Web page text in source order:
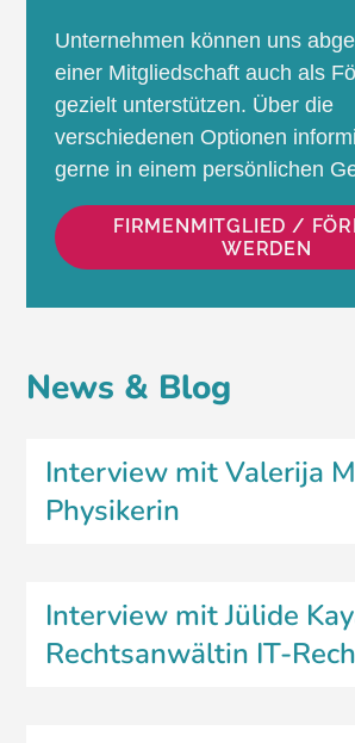
Unternehmen können uns
einer Mitgliedschaft auch als
gezielt unterstützen. Über die
verschiedenen Optionen
gerne in einem persönlichen
FIRMENMITGLIED /
WERDEN
News & Blog
Interview mit Valerija
Physikerin
Interview mit Jülide
Rechtsanwältin IT-